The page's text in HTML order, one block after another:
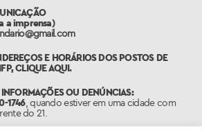
a imprensa)
E HORÁRIOS DOS POSTOS DE
CLIQUE AQUI.
OU DENÚNCIAS:
1746, quando estiver em uma cidade com
do 21.